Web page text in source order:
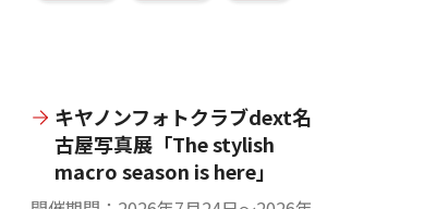
キヤノンフォトクラブdext名
古屋写真展「The stylish
macro season is here」